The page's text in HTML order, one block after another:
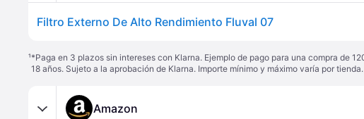
Filtro Externo De Alto Rendimiento Fluval 07
¹*Paga en 3 plazos sin intereses con Klarna. Ejemplo de pago para una compra de
18 años. Sujeto a la aprobación de Klarna. Importe mínimo y máximo varía por
Amazon